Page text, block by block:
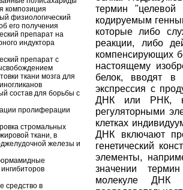
композиция
физиологический
его получения
препарат на
индуктора
препарат с
ткани мозга для
состав для борьбы с
пролиферации
стромальных
ткани, в
железы и
средство в